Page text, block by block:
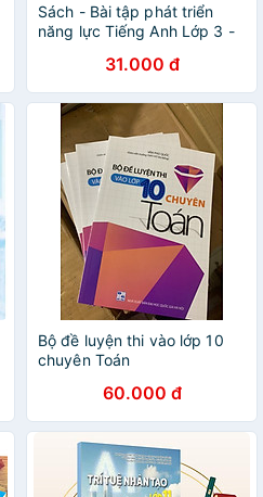
Sách - Bài tập phát triển
năng lực Tiếng Anh Lớp 3 -
GDPT 2018)31.000 đ
Bộ đề luyện thi vào lớp 10
chuyên Toán
60.000 đ